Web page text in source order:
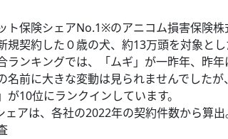
ト保険シェアNo.1※のアニコム損害保険株
規契約した０歳の犬、約13万頭を対象と
ランキングでは、「ムギ」が一昨年、昨
名前に大きな変動は見られませんでした
が10位にランクインしています。
ェアは、各社の2022年の契約件数から算